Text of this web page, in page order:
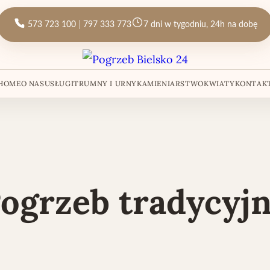
Phone:
573 723 100 Phone 2:
797 333 773 Opening hours:
7 dni w tygodniu, 24h na dobę
O NASUSŁUGITRUMNY I URNYKAMIENIARSTWOKWIATY